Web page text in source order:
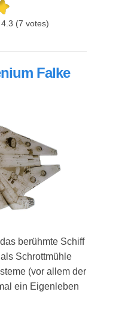
4.3 (7 votes)
- Die persönliche Kinotafel
Falke
berühmte Schiff
Schrottmühle
(vor allem der
ein Eigenleben